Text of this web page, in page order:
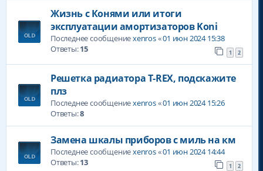
Жизнь с Конями или итоги
эксплуатации амортизаторов Koni
Последнее сообщениеxenros«01 июн 2024 15:38
Ответы:15 1 2
Решетка радиатора T-REX, подскажите
плз
Последнее сообщениеxenros«01 июн 2024 15:26
Ответы:8
Замена шкалы приборов с миль на км
Последнее сообщениеxenros«01 июн 2024 14:44
Ответы:13 1 2